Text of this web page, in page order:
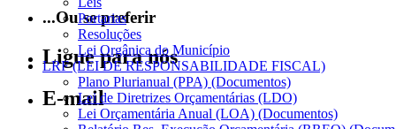
...Ou se preferir
Ligue para nós
E-mail
Portarias
Resoluções
Lei Orgânica do Município
LRF (LEI DE RESPONSABILIDADE FISCAL)
Plano Plurianual (PPA) (Documentos)
Lei de Diretrizes Orçamentárias (LDO)
Lei Orçamentária Anual (LOA) (Documentos)